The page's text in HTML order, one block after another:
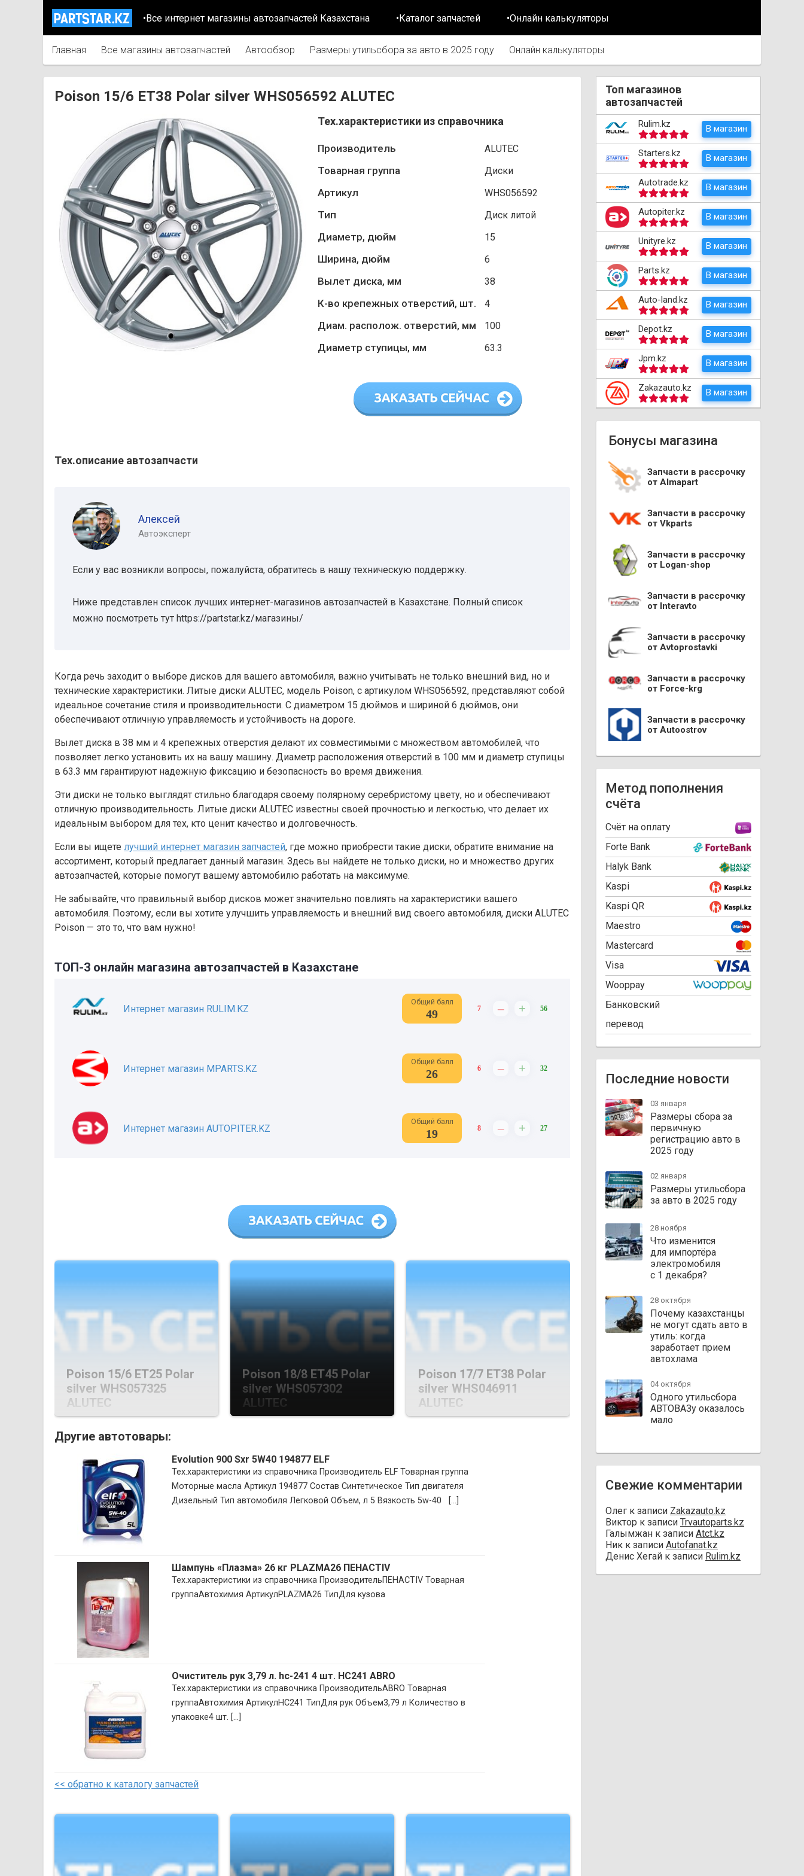
•Все интернет магазины автозапчастей Казахстана •Каталог запчастей •Онлайн калькуляторы
Главная Все магазины автозапчастей Автообзор Размеры утильсбора за авто в 2025 году Онлайн калькуляторы
Poison 15/6 ET38 Polar silver WHS056592 ALUTEC
Тех.характеристики из справочника
Производитель ALUTEC
Товарная группа Диски
Артикул WHS056592
Тип Диск литой
Диаметр, дюйм 15
Ширина, дюйм 6
Вылет диска, мм 38
К-во крепежных отверстий, шт. 4
Диам. располож. отверстий, мм 100
Диаметр ступицы, мм 63.3
Тех.описание автозапчасти
Алексей
Автоэксперт
Если у вас возникли вопросы, пожалуйста, обратитесь в нашу техническую поддержку.
Ниже представлен список лучших интернет-магазинов автозапчастей в Казахстане. Полный список
можно посмотреть тут https://partstar.kz/магазины/
Когда речь заходит о выборе дисков для вашего автомобиля, важно учитывать не только внешний вид, но и
технические характеристики. Литые диски ALUTEC, модель Poison, с артикулом WHS056592, представляют собой
идеальное сочетание стиля и производительности. С диаметром 15 дюймов и шириной 6 дюймов, они
обеспечивают отличную управляемость и устойчивость на дороге.
Вылет диска в 38 мм и 4 крепежных отверстия делают их совместимыми с множеством автомобилей, что
позволяет легко установить их на вашу машину. Диаметр расположения отверстий в 100 мм и диаметр ступицы
в 63.3 мм гарантируют надежную фиксацию и безопасность во время движения.
Эти диски не только выглядят стильно благодаря своему полярному серебристому цвету, но и обеспечивают
отличную производительность. Литые диски ALUTEC известны своей прочностью и легкостью, что делает их
идеальным выбором для тех, кто ценит качество и долговечность.
Если вы ищете лучший интернет магазин запчастей, где можно приобрести такие диски, обратите внимание на
ассортимент, который предлагает данный магазин. Здесь вы найдете не только диски, но и множество других
автозапчастей, которые помогут вашему автомобилю работать на максимуме.
Не забывайте, что правильный выбор дисков может значительно повлиять на характеристики вашего
автомобиля. Поэтому, если вы хотите улучшить управляемость и внешний вид своего автомобиля, диски ALUTEC
Poison — это то, что вам нужно!
ТОП-3 онлайн магазина автозапчастей в Казахстане
Интернет магазин RULIM.KZ
Общий балл
49 7 – + 56
Интернет магазин MPARTS.KZ
Общий балл
26 6 – + 32
Интернет магазин AUTOPITER.KZ
Общий балл
19 8 – + 27
Poison 15/6 ET25 Polar
silver WHS057325
ALUTEC
Poison 18/8 ET45 Polar
silver WHS057302
ALUTEC
Poison 17/7 ET38 Polar
silver WHS046911
ALUTEC
Другие автотовары:
Evolution 900 Sxr 5W40 194877 ELF
Тех.характеристики из справочника Производитель ELF Товарная группа
Моторные масла Артикул 194877 Состав Синтетическое Тип двигателя
Дизельный Тип автомобиля Легковой Объем, л 5 Вязкость 5w-40 [...]
Шампунь «Плазма» 26 кг PLAZMA26 ПЕНACTIV
Тех.характеристики из справочника ПроизводительПЕНACTIV Товарная
группаАвтохимия АртикулPLAZMA26 ТипДля кузова
Очиститель рук 3,79 л. hc-241 4 шт. HC241 ABRO
Тех.характеристики из справочника ПроизводительABRO Товарная
группаАвтохимия АртикулHC241 ТипДля рук Объем3,79 л Количество в
упаковке4 шт. [...]
<< обратно к каталогу запчастей
Топ магазинов
автозапчастей
Rulim.kz В магазин
Starters.kz В магазин
Autotrade.kz В магазин
Autopiter.kz В магазин
Unityre.kz В магазин
Parts.kz В магазин
Auto-land.kz В магазин
Depot.kz В магазин
Jpm.kz В магазин
Zakazauto.kz В магазин
Бонусы магазина
Запчасти в рассрочку
от Almapart
Запчасти в рассрочку
от Vkparts
Запчасти в рассрочку
от Logan-shop
Запчасти в рассрочку
от Interavto
Запчасти в рассрочку
от Avtoprostavki
Запчасти в рассрочку
от Force-krg
Запчасти в рассрочку
от Autoostrov
Метод пополнения
счёта
Cчёт на оплату
Forte Bank
Halyk Bank
Kaspi
Kaspi QR
Maestro
Mastercard
Visa
Wooppay
Банковский
перевод
Последние новости
03 января
Размеры сбора за
первичную
регистрацию авто в
2025 году
02 января
Размеры утильсбора
за авто в 2025 году
28 ноября
Что изменится
для импортёра
электромобиля
с 1 декабря?
28 октября
Почему казахстанцы
не могут сдать авто в
утиль: когда
заработает прием
автохлама
04 октября
Одного утильсбора
АВТОВАЗу оказалось
мало
Свежие комментарии
Олег к записи Zakazauto.kz
Виктор к записи Trvautoparts.kz
Галымжан к записи Atct.kz
Ник к записи Autofanat.kz
Денис Хегай к записи Rulim.kz